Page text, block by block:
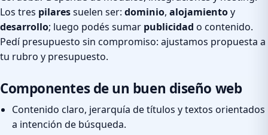
Los tres pilaressuelen ser: dominio, alojamientoy
desarrollo; luego podés sumar publicidad o contenido.
Pedí presupuesto sin compromiso: ajustamos propuesta a
tu rubro y presupuesto.
Componentes de un buen diseño web
Contenido claro, jerarquía de títulos y textos orientados
a intención de búsqueda.